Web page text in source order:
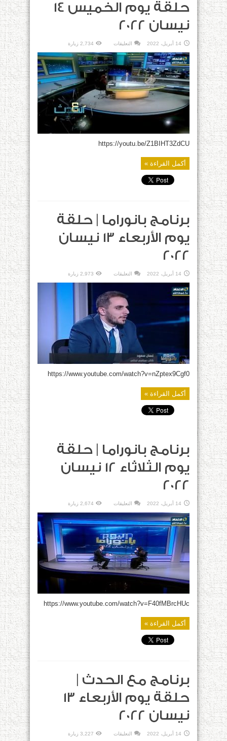
حلقة يوم الخميس 14
نيسان 2022
14 أبريل، 2022 التعليقات
مع
الحدث
|
حلقة
يوم
الخميس
14
نيسان
2022
مغلقة
2,734 زيارة
https://youtu.be/Z1BIHT3ZdCU
أكمل القراءة »
برنامج بانوراما | حلقة
يوم الأربعاء 13 نيسان
2022
14 أبريل، 2022 التعليقات
بانوراما
حلقة
يوم
الأربعاء
13
نيسان
2022
مغلقة
2,973 زيارة
https://www.youtube.com/watch?v=nZptex9Cgf0
أكمل القراءة »
برنامج بانوراما | حلقة
يوم الثلاثاء 12 نيسان
2022
14 أبريل، 2022 التعليقات
بانوراما
|
حلقة
يوم
الثلاثاء
12
نيسان
2022
مغلقة
2,674 زيارة
https://www.youtube.com/watch?v=F40fMBrcHUc
أكمل القراءة »
برنامج مع الحدث |
حلقة يوم الأربعاء 13
نيسان 2022
14 أبريل، 2022 التعليقات 3,227 زيارة